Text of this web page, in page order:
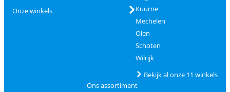
Onze winkels
Kuurne
Mechelen
Olen
Schoten
Wilrijk
Bekijk al onze 11 winkels
Ons assortiment